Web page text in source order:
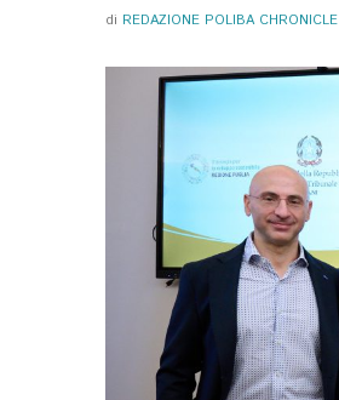
di REDAZIONE POLIBA CHRONICLE